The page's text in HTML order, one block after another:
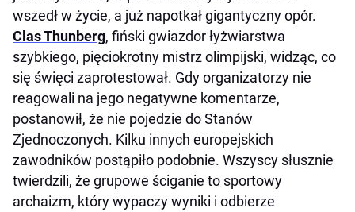
wszedł w życie, a już napotkał gigantyczny opór.
Clas Thunberg, fiński gwiazdor łyżwiarstwa
szybkiego, pięciokrotny mistrz olimpijski, widząc, co
się święci zaprotestował. Gdy organizatorzy nie
reagowali na jego negatywne komentarze,
postanowił, że nie pojedzie do Stanów
Zjednoczonych. Kilku innych europejskich
zawodników postąpiło podobnie. Wszyscy słusznie
twierdzili, że grupowe ściganie to sportowy
archaizm, który wypaczy wyniki i odbierze